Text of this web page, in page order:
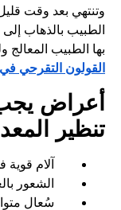
وتنتهي بعد وقت
الطبيب بالذهاب إلى
بها الطبيب المعالج
القولون التقرحي
أعراض يجب
تنظير
آلام
الشعور
سُعال